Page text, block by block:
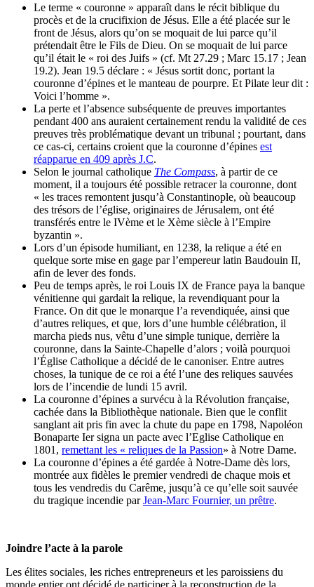
Le terme « couronne » apparaît dans le récit biblique du
procès et de la crucifixion de Jésus. Elle a été placée sur le
front de Jésus, alors qu’on se moquait de lui parce qu’il
prétendait être le Fils de Dieu. On se moquait de lui parce
qu’il était le « roi des Juifs » (cf. Mt 27.29 ; Marc 15.17 ; Jean
19.2). Jean 19.5 déclare : « Jésus sortit donc, portant la
couronne d’épines et le manteau de pourpre. Et Pilate leur dit :
Voici l’homme ».
La perte et l’absence subséquente de preuves importantes
pendant 400 ans auraient certainement rendu la validité de ces
preuves très problématique devant un tribunal ; pourtant, dans
ce cas-ci, certains croient que la couronne d’épines est
réapparue en 409 après J.C.
Selon le journal catholique The Compass, à partir de ce
moment, il a toujours été possible retracer la couronne, dont
« les traces remontent jusqu’à Constantinople, où beaucoup
des trésors de l’église, originaires de Jérusalem, ont été
transférés entre le IVème et le Xème siècle à l’Empire
byzantin ».
Lors d’un épisode humiliant, en 1238, la relique a été en
quelque sorte mise en gage par l’empereur latin Baudouin II,
afin de lever des fonds.
Peu de temps après, le roi Louis IX de France paya la banque
vénitienne qui gardait la relique, la revendiquant pour la
France. On dit que le monarque l’a revendiquée, ainsi que
d’autres reliques, et que, lors d’une humble célébration, il
marcha pieds nus, vêtu d’une simple tunique, derrière la
couronne, dans la Sainte-Chapelle d’alors ; voilà pourquoi
l’Église Catholique a décidé de le canoniser. Entre autres
choses, la tunique de ce roi a été l’une des reliques sauvées
lors de l’incendie de lundi 15 avril.
La couronne d’épines a survécu à la Révolution française,
cachée dans la Bibliothèque nationale. Bien que le conflit
sanglant ait pris fin avec la chute du pape en 1798, Napoléon
Bonaparte Ier signa un pacte avec l’Eglise Catholique en
1801, remettant les « reliques de la Passion» à Notre Dame.
La couronne d’épines a été gardée à Notre-Dame dès lors,
montrée aux fidèles le premier vendredi de chaque mois et
tous les vendredis du Carême, jusqu’à ce qu’elle soit sauvée
du tragique incendie parJean-Marc Fournier, un prêtre.
Joindre l’acte à la parole
Les élites sociales, les riches entrepreneurs et les paroissiens du
monde entier ont décidé de participer à la reconstruction de la